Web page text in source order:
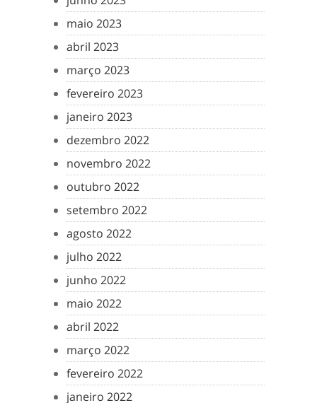
maio 2023
abril 2023
março 2023
fevereiro 2023
janeiro 2023
dezembro 2022
novembro 2022
outubro 2022
setembro 2022
agosto 2022
julho 2022
junho 2022
maio 2022
abril 2022
março 2022
fevereiro 2022
janeiro 2022